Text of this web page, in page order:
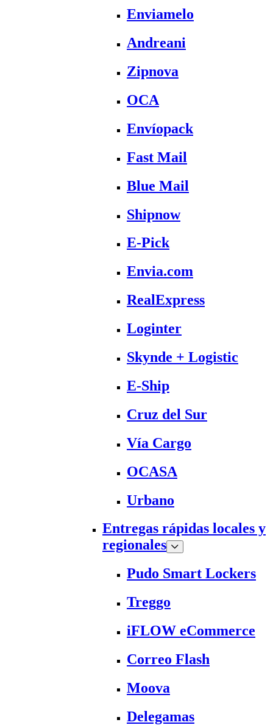
Enviamelo
Andreani
Zipnova
OCA
Envíopack
Fast Mail
Blue Mail
Shipnow
E-Pick
Envia.com
RealExpress
Loginter
Skynde + Logistic
E-Ship
Cruz del Sur
Vía Cargo
OCASA
Urbano
Entregas rápidas locales y
regionales
Pudo Smart Lockers
Treggo
iFLOW eCommerce
Correo Flash
Moova
Delegamas